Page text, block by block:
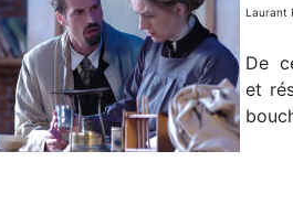
Laurant
De
et